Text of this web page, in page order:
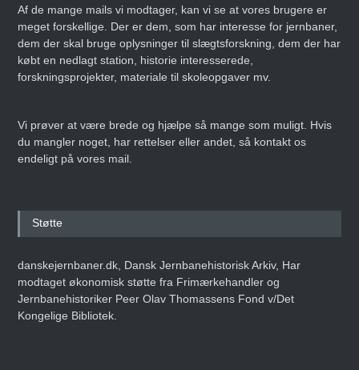
Af de mange mails vi modtager, kan vi se at vores brugere er
meget forskellige. Der er dem, som har interesse for jernbaner,
dem der skal bruge oplysninger til slægtsforskning, dem der har
købt en nedlagt station, historie interesserede,
forskningsprojekter, materiale til skoleopgaver mv.
Vi prøver at være brede og hjælpe så mange som muligt. Hvis
du mangler noget, har rettelser eller andet, så kontakt os
endeligt på vores mail.
Støtte
danskejernbaner.dk, Dansk Jernbanehistorisk Arkiv, Har
modtaget økonomisk støtte fra Frimærkehandler og
Jernbanehistoriker Peer Olav Thomassens Fond v/Det
Kongelige Bibliotek.